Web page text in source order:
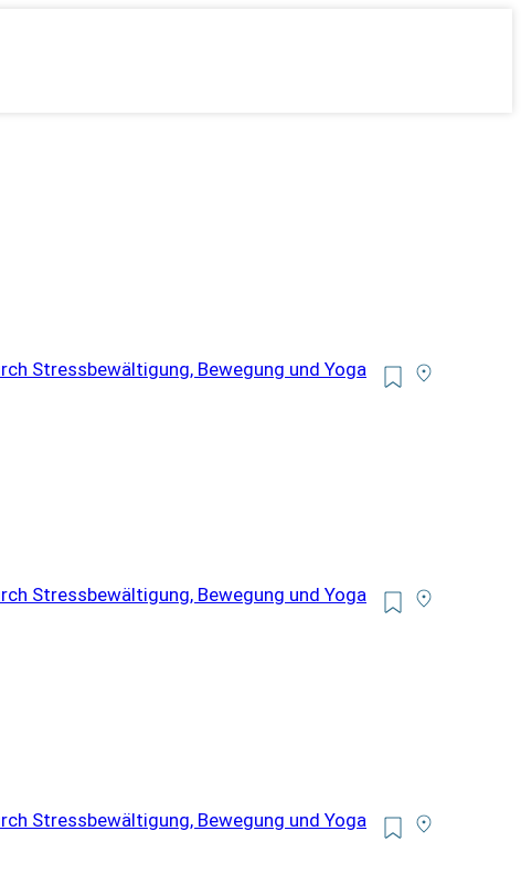
Stressbewältigung, Bewegung und Yoga
Stressbewältigung, Bewegung und Yoga
Stressbewältigung, Bewegung und Yoga